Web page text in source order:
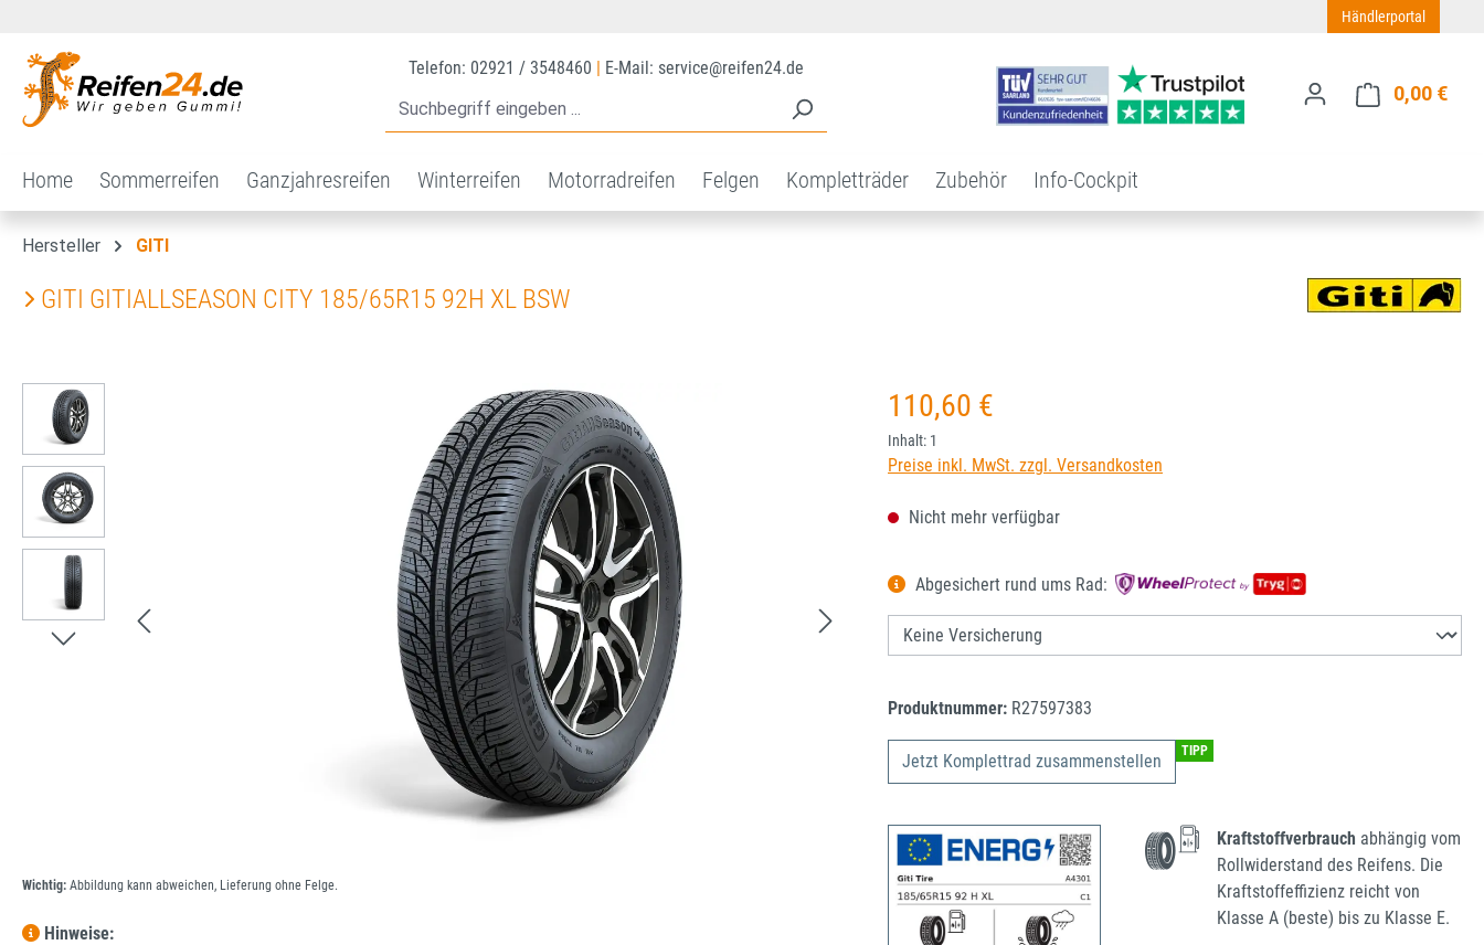
Händlerportal
Telefon: 02921 / 3548460 E-Mail: service@reifen24.de
0,00 €
Home Sommerreifen Ganzjahresreifen Winterreifen Motorradreifen Felgen Kompletträder Zubehör Info-Cockpit
Hersteller GITI
GITI GITIALLSEASON CITY 185/65R15 92H XL BSW
Bildergalerie überspringen
Wichtig: Abbildung kann abweichen, Lieferung ohne Felge.
Hinweise:
Regulärer Preis:
110,60 €
Inhalt: 1
Preise inkl. MwSt. zzgl. Versandkosten
Nicht mehr verfügbar
Abgesichert rund ums Rad:
Produktnummer: R27597383
Jetzt Komplettrad zusammenstellen TIPP
Kraftstoffverbrauch abhängig vom
Rollwiderstand des Reifens. Die
Kraftstoffeffizienz reicht von
Klasse A (beste) bis zu Klasse E.